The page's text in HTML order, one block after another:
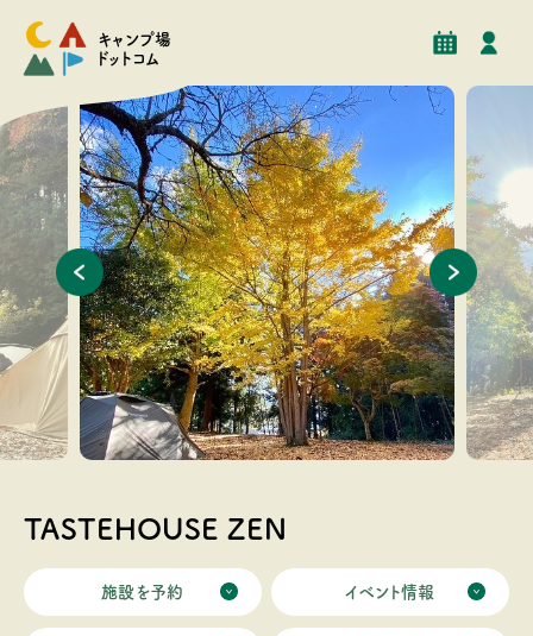
キャンプ場
ドットコム
予約 施設情報
TASTEHOUSE ZEN
施設を予約 イベント情報